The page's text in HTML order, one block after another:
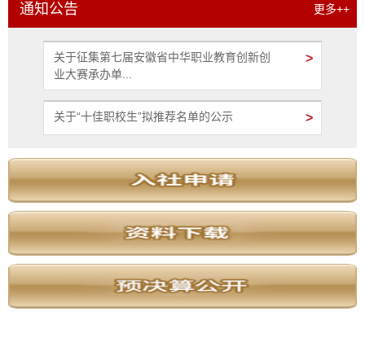
通知公告 更多++
关于征集第七届安徽省中华职业教育创新创
业大赛承办单...
>
关于“十佳职校生”拟推荐名单的公示 >